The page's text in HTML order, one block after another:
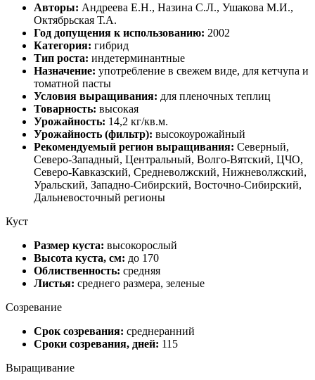
Авторы: Андреева Е.Н., Назина С.Л., Ушакова М.И.,
Октябрьская Т.А.
Год допущения к использованию: 2002
Категория: гибрид
Тип роста: индетерминантные
Назначение: употребление в свежем виде, для кетчупа и
томатной пасты
Условия выращивания: для пленочных теплиц
Товарность: высокая
Урожайность: 14,2 кг/кв.м.
Урожайность (фильтр): высокоурожайный
Рекомендуемый регион выращивания: Северный,
Северо-Западный, Центральный, Волго-Вятский, ЦЧО,
Северо-Кавказский, Средневолжский, Нижневолжский,
Уральский, Западно-Сибирский, Восточно-Сибирский,
Дальневосточный регионы
Куст
Размер куста: высокорослый
Высота куста, см: до 170
Облиственность: средняя
Листья: среднего размера, зеленые
Созревание
Срок созревания: среднеранний
Сроки созревания, дней: 115
Выращивание